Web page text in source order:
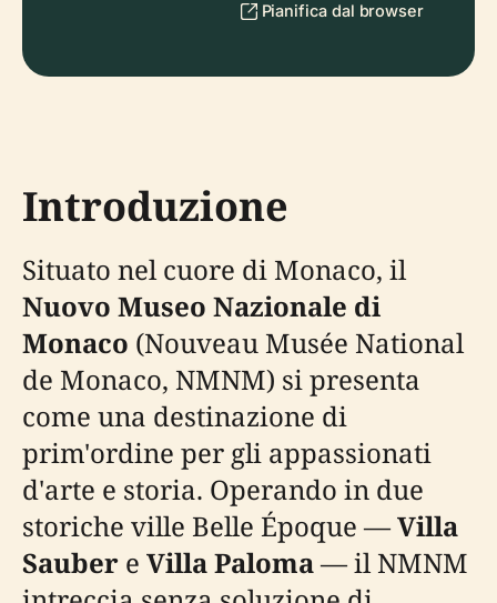
Pianifica dal browser
Introduzione
Situato nel cuore di Monaco, il
Nuovo Museo Nazionale di
Monaco (Nouveau Musée National
de Monaco, NMNM) si presenta
come una destinazione di
prim'ordine per gli appassionati
d'arte e storia. Operando in due
storiche ville Belle Époque —Villa
Sauber e Villa Paloma— il NMNM